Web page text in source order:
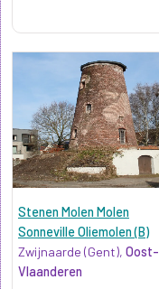
Stenen Molen Molen
Sonneville Oliemolen (B)
Zwijnaarde (Gent), Oost-
Vlaanderen